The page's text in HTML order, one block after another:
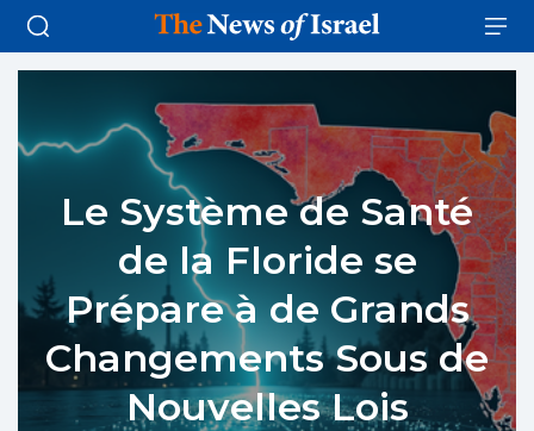
Le Système de Santé
de la Floride se
Prépare à de Grands
Changements Sous de
Nouvelles Lois